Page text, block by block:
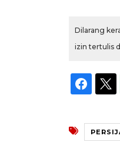
Dilarang
izin tertulis